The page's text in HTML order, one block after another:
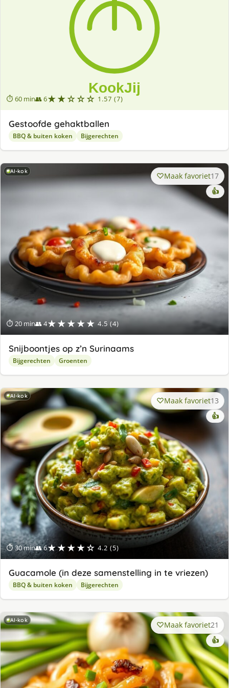
⏱ 60 min👥 6★★☆☆☆ 1.57 (7)
Gestoofde gehaktballen
BBQ & buiten koken Bijgerechten
AI-kok
⏱ 20 min👥 4★★★★★ 4.5 (4)
Maak favoriet17
👍
Snijboontjes op z’n Surinaams
Bijgerechten Groenten
AI-kok
⏱ 30 min👥 6★★★★☆ 4.2 (5)
Maak favoriet13
👍
Guacamole (in deze samenstelling in te vriezen)
BBQ & buiten koken Bijgerechten
AI-kok Maak favoriet21
👍